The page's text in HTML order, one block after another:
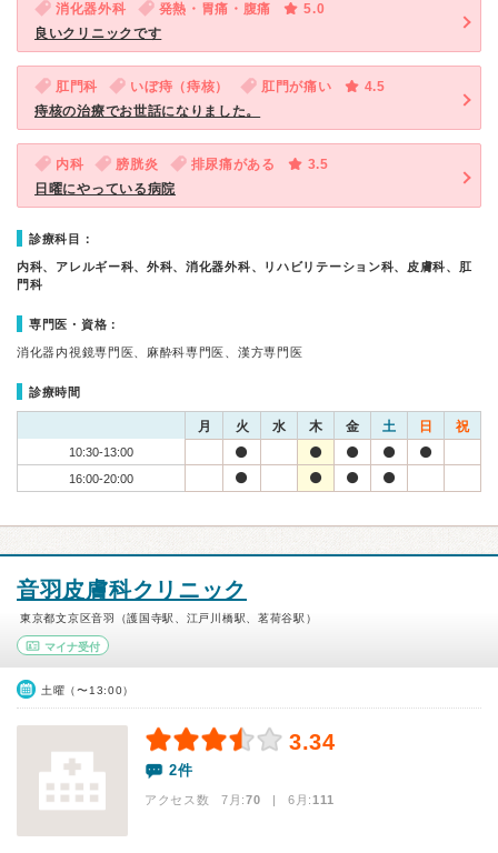
消化器外科 発熱・胃痛・腹痛
5.0
良いクリニックです
肛門科 いぼ痔（痔核） 肛門が痛い
4.5
痔核の治療でお世話になりました。
内科 膀胱炎 排尿痛がある
3.5
日曜にやっている病院
診療科目：
内科、アレルギー科、外科、消化器外科、リハビリテーション科、皮膚科、肛
門科
専門医・資格：
消化器内視鏡専門医、麻酔科専門医、漢方専門医
診療時間
月 火 水 木 金 土 日 祝
10:30-13:00
16:00-20:00
音羽皮膚科クリニック
東京都文京区音羽（護国寺駅、江戸川橋駅、茗荷谷駅）
マイナ受付
土曜（〜13:00）
3.34
2件
アクセス数 7月:70 | 6月:111